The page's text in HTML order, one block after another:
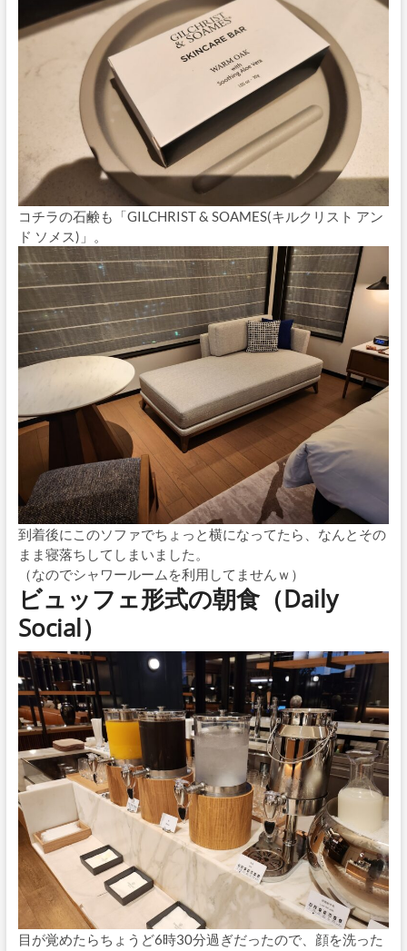
コチラの石鹸も「GILCHRIST & SOAMES(キルクリスト アン
ド ソメス)」。
到着後にこのソファでちょっと横になってたら、なんとその
まま寝落ちしてしまいました。
（なのでシャワールームを利用してませんｗ）
ビュッフェ形式の朝食（Daily
Social）
目が覚めたらちょうど6時30分過ぎだったので、顔を洗った